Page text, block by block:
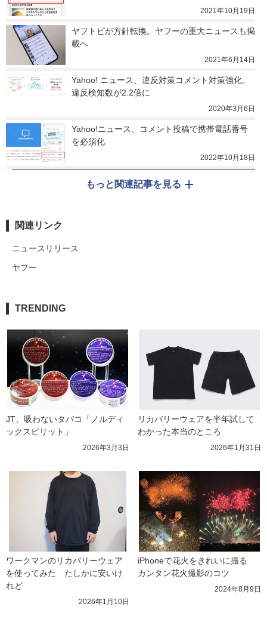
2021年10月19日
ヤフトピが方針転換。ヤフーの重大ニュースも掲
載へ
2021年6月14日
Yahoo! ニュース、違反対策コメント対策強化。
違反検知数が2.2倍に
2020年3月6日
Yahoo!ニュース、コメント投稿で携帯電話番号
を必須化
2022年10月18日
もっと関連記事を見る
関連リンク
ニュースリリース
ヤフー
TRENDING
JT、吸わないタバコ「ノルディ
ックスピリット」
2026年3月3日
リカバリーウェアを半年試して
わかった本当のところ
2026年1月31日
ワークマンのリカバリーウェア
を使ってみた　たしかに安いけ
れど
2026年1月10日
iPhoneで花火をきれいに撮る
カンタン花火撮影のコツ
2024年8月9日